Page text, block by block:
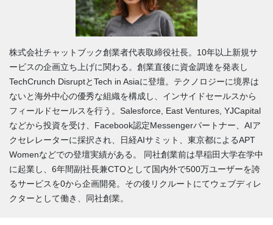
株式会社チャットブック創業者代表取締役社長。10年以上新規サ
ービスの企画立ち上げに関わる。創業直後に資金調達を発表し
TechCrunch DisruptとTech in Asiaに登壇。テクノロジーに境界は
ないと海外中心の優秀な組織を構成し、インサイドセールスから
フィールドセールスを行う。Salesforce, East Ventures, YJCapital
などから投資を受け、Facebook認定Messengerパートナー、AIア
クセレレーターに採択され、日経AIサミット、東京都によるAPT
Womenなどでの登壇実績がある。 同社創業前は早稲田大学在学中
に起業し、6年間副社長兼CTOとして国内外で500万ユーザーを誇
るサービスを0から企画開発。その後リクルートにてウェブディレ
クターとして働き、同社創業。